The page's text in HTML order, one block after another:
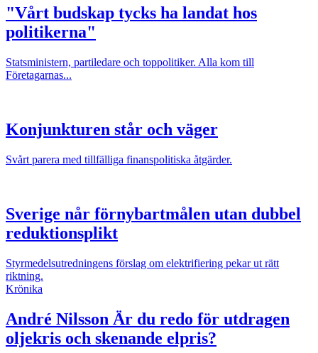
"Vårt budskap tycks ha landat hos
politikerna"
Statsministern, partiledare och toppolitiker. Alla kom till
Företagarnas...
Konjunkturen står och väger
Svårt parera med tillfälliga finanspolitiska åtgärder.
Sverige når förnybartmålen utan dubbel
reduktionsplikt
Styrmedelsutredningens förslag om elektrifiering pekar ut rätt
riktning.
Krönika
André Nilsson Är du redo för utdragen
oljekris och skenande elpris?